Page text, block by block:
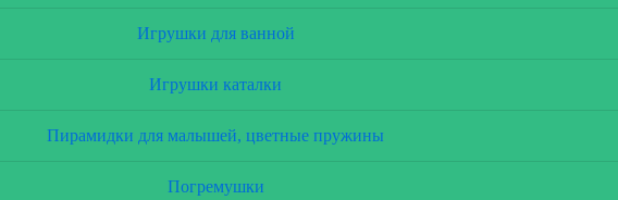
Игрушки для ванной
Игрушки каталки
Пирамидки для малышей, цветные пружины
Погремушки